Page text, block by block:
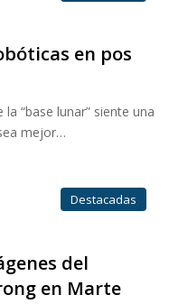
en pos
“base lunar” siente una
mejor…
Destacadas
del
en Marte